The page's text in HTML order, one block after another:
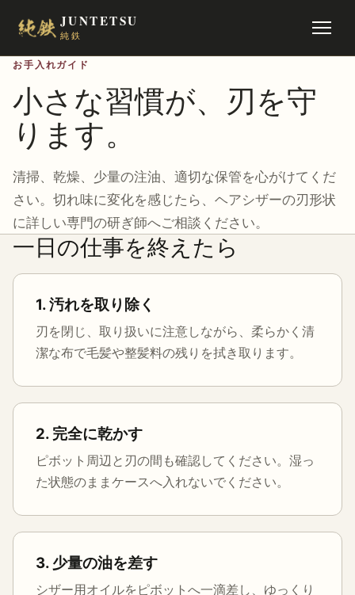
JUNTETSU
純鉄
お手入れガイド
小さな習慣が、刃を守
ります。
清掃、乾燥、少量の注油、適切な保管を心がけてくだ
さい。切れ味に変化を感じたら、ヘアシザーの刃形状
に詳しい専門の研ぎ師へご相談ください。
一日の仕事を終えたら
1. 汚れを取り除く
刃を閉じ、取り扱いに注意しながら、柔らかく清
潔な布で毛髪や整髪料の残りを拭き取ります。
2. 完全に乾かす
ピボット周辺と刃の間も確認してください。湿っ
た状態のままケースへ入れないでください。
3. 少量の油を差す
シザー用オイルをピボットへ一滴差し、ゆっくり